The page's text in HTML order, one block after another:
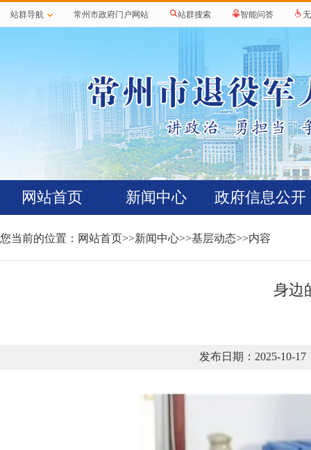
站群导航 常州市政府门户网站 站群搜索 智能问答
网站首页 新闻中心 政府信息公开
您当前的位置： 网站首页>>新闻中心>>基层动态>>内容
身边
发布日期：2025-10-